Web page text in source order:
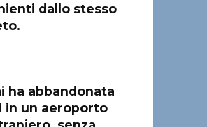
dallo stesso
ha abbandonata
in un aeroporto